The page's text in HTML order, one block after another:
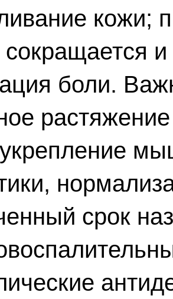
кожи;
и
боли.
срок